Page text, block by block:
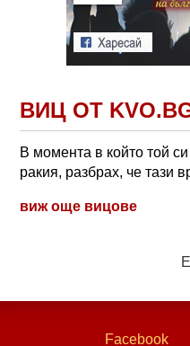
ВИЦ ОТ
В момента в който той
ракия, разбрах, че тази
виж още вицове
Facebook